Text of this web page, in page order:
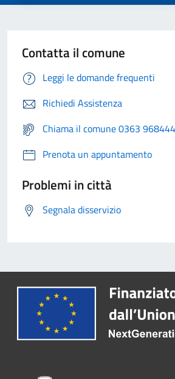
Contatta il comune
Leggi le domande frequenti
Richiedi Assistenza
Chiama il comune 0363 968444
Prenota un appuntamento
Problemi in città
Segnala disservizio